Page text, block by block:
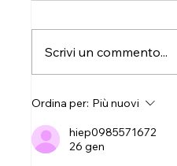
Scrivi un commento...
Ordina per: Più nuovi
hiep0985571672
26 gen